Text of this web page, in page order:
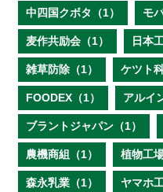
中四国クボタ（1） モ
麦作共励会（1） 日本
雑草防除（1） ケツト
FOODEX（1） アルイ
ブラントジャパン（1）
農機商組（1） 植物工
森永乳業（1） ヤマホ